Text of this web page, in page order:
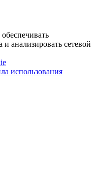
анализировать сетевой
использования